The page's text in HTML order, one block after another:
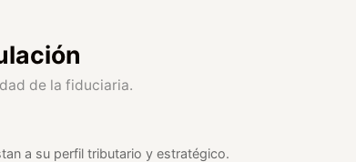
de la fiduciaria.
a su perfil tributario y estratégico.